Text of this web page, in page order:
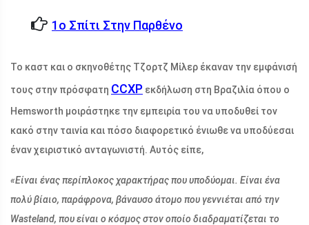
1ο Σπίτι Στην Παρθένο
Το καστ και ο σκηνοθέτης Τζορτζ Μίλερ έκαναν την εμφάνισή
τους στην πρόσφατη CCXP εκδήλωση στη Βραζιλία όπου ο
Hemsworth μοιράστηκε την εμπειρία του να υποδυθεί τον
κακό στην ταινία και πόσο διαφορετικό ένιωθε να υποδύεσαι
έναν χειριστικό ανταγωνιστή. Αυτός είπε,
«Είναι ένας περίπλοκος χαρακτήρας που υποδύομαι. Είναι ένα
πολύ βίαιο, παράφρονα, βάναυσο άτομο που γεννιέται από την
Wasteland, που είναι ο κόσμος στον οποίο διαδραματίζεται το